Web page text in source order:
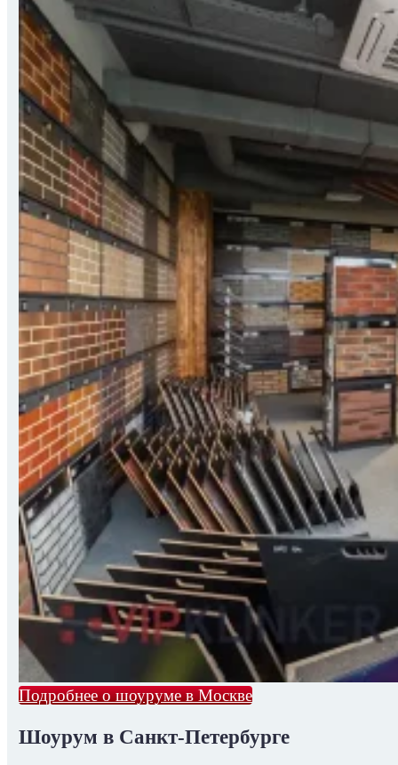
Подробнее о шоуруме в Москве
Шоурум в Санкт-Петербурге